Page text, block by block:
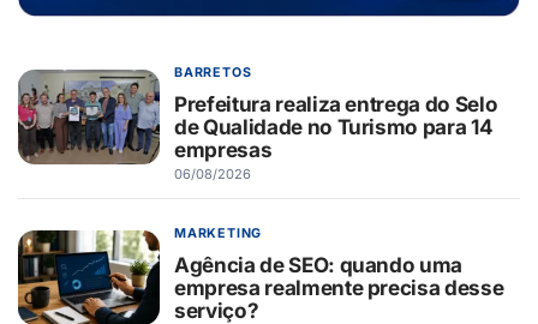
BARRETOS
Prefeitura realiza entrega do Selo
de Qualidade no Turismo para 14
empresas
06/08/2026
MARKETING
Agência de SEO: quando uma
empresa realmente precisa desse
serviço?